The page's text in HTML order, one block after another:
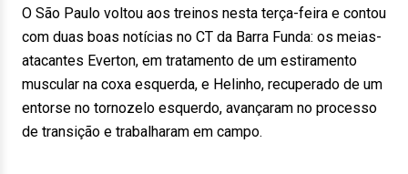
O São Paulo voltou aos treinos nesta terça-feira e contou
com duas boas notícias no CT da Barra Funda: os meias-
atacantes Everton, em tratamento de um estiramento
muscular na coxa esquerda, e Helinho, recuperado de um
entorse no tornozelo esquerdo, avançaram no processo
de transição e trabalharam em campo.